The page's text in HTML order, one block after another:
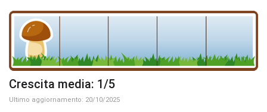
Crescita media: 1/5
Ultimo aggiornamento: 20/10/2025